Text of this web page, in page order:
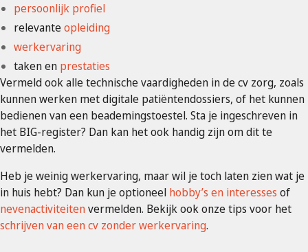
persoonlijk profiel
relevanteopleiding
werkervaring
taken en prestaties
Vermeld ook alle technische vaardigheden in de cv zorg, zoals
kunnen werken met digitale patiëntendossiers, of het kunnen
bedienen van een beademingstoestel. Sta je ingeschreven in
het BIG-register? Dan kan het ook handig zijn om dit te
vermelden.
Heb je weinig werkervaring, maar wil je toch laten zien wat je
in huis hebt? Dan kun je optioneel hobby’s en interesses of
nevenactiviteitenvermelden. Bekijk ook onze tips voor het
schrijven van een cv zonder werkervaring.